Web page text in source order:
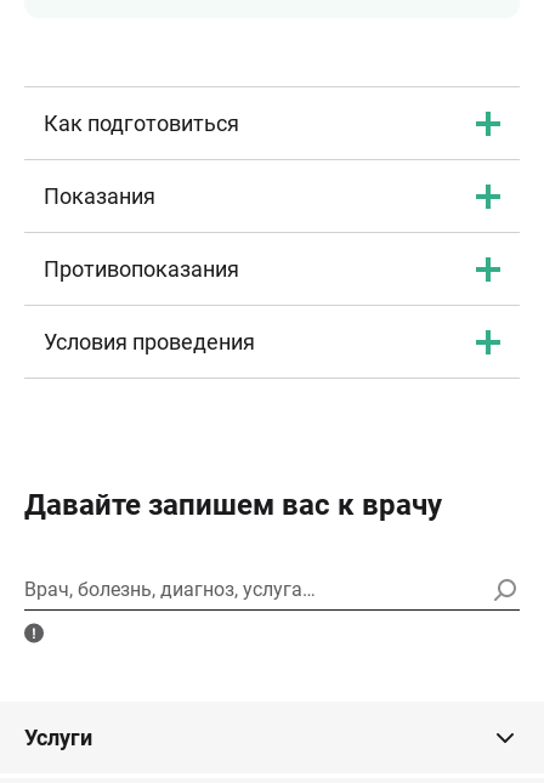
Как подготовиться
Показания
Противопоказания
Условия проведения
Давайте запишем вас к врачу
Врач, болезнь, диагноз, услуга…
Услуги